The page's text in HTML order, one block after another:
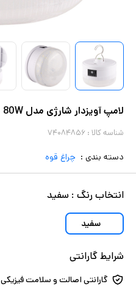
لامپ آویزدار شارژی مدل DP.LED Light DP-7823 80W
شناسه کالا : ۷۴۰۸۴۸۵۶
دسته بندی : چراغ قوه
انتخابرنگ : سفید
سفید
شرایط گارانتی
گارانتی اصالت و سلامت فیزیکی